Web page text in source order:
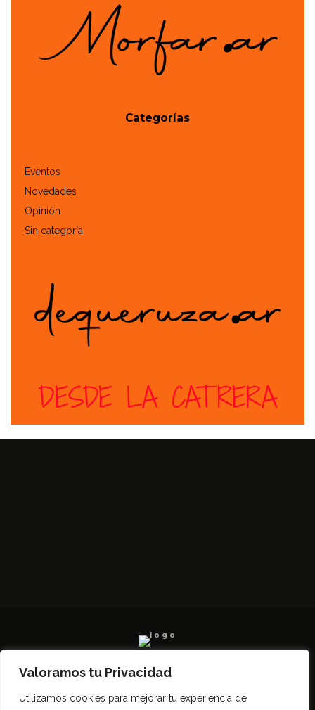
Valoramos tu Privacidad
Utilizamos cookies para mejorar tu experiencia de
Categorías
Eventos
Novedades
Opinión
Sin categoría
(2023)